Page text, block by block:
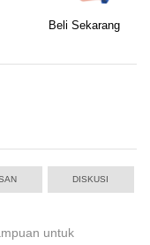
Beli Sekarang
DISKUSI
untuk